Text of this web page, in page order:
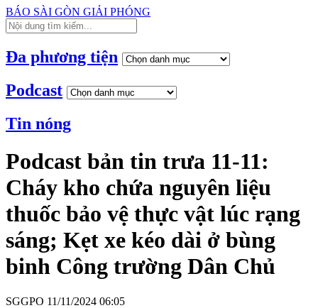
BÁO SÀI GÒN GIẢI PHÓNG
Đa phương tiện
Podcast
Tin nóng
Podcast bản tin trưa 11-11:
Cháy kho chứa nguyên liệu
thuốc bảo vệ thực vật lúc rạng
sáng; Kẹt xe kéo dài ở bùng
binh Công trường Dân Chủ
SGGPO 11/11/2024 06:05